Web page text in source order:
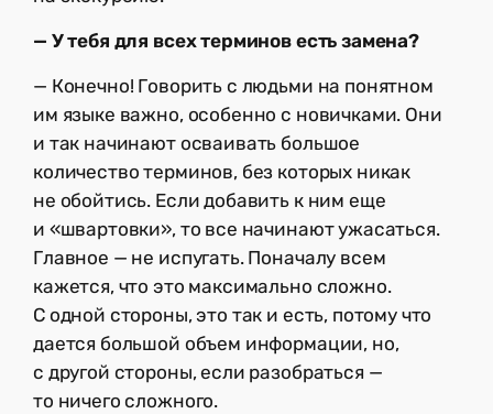
— У тебя для всех терминов есть замена?
— Конечно! Говорить с людьми на понятном
им языке важно, особенно с новичками. Они
и так начинают осваивать большое
количество терминов, без которых никак
не обойтись. Если добавить к ним еще
и «швартовки», то все начинают ужасаться.
Главное — не испугать. Поначалу всем
кажется, что это максимально сложно.
С одной стороны, это так и есть, потому что
дается большой объем информации, но,
с другой стороны, если разобраться —
то ничего сложного.